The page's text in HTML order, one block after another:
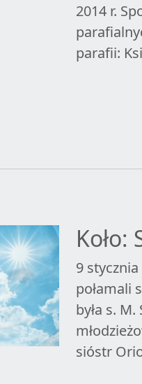
2014 r.
parafii:
9
połamali
była s.
sióstr